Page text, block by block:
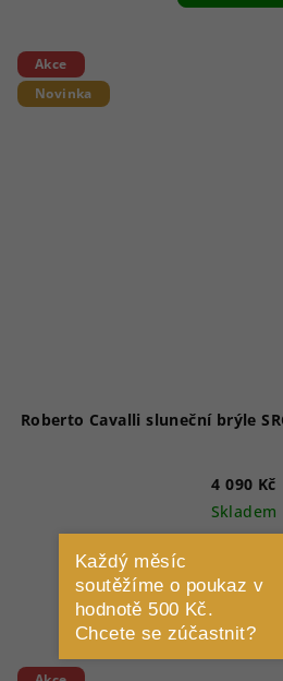
Akce
Novinka
4 090 Kč
Skladem
Do košíku
Každý měsíc
soutěžíme o poukaz v
hodnotě 500 Kč.
Chcete se zúčastnit?